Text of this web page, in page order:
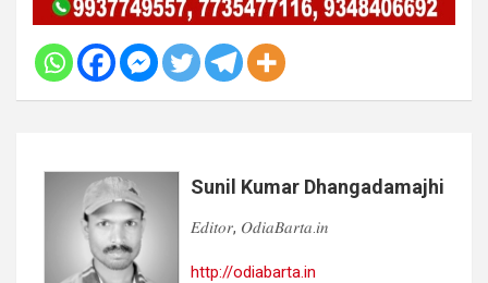
Sunil Kumar Dhangadamajhi
𝐸𝑑𝑖𝑡𝑜𝑟, 𝑂𝑑𝑖𝑎𝐵𝑎𝑟𝑡𝑎.𝑖𝑛
http://odiabarta.in